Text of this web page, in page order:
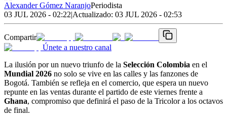
Alexander Gómez NaranjoPeriodista
03 JUL 2026 - 02:22|Actualizado: 03 JUL 2026 - 02:53
Compartir
Únete a nuestro canal
La ilusión por un nuevo triunfo de la Selección Colombia en el
Mundial 2026 no solo se vive en las calles y las fanzones de
Bogotá. También se refleja en el comercio, que espera un nuevo
repunte en las ventas durante el partido de este viernes frente a
Ghana, compromiso que definirá el paso de la Tricolor a los octavos
de final.